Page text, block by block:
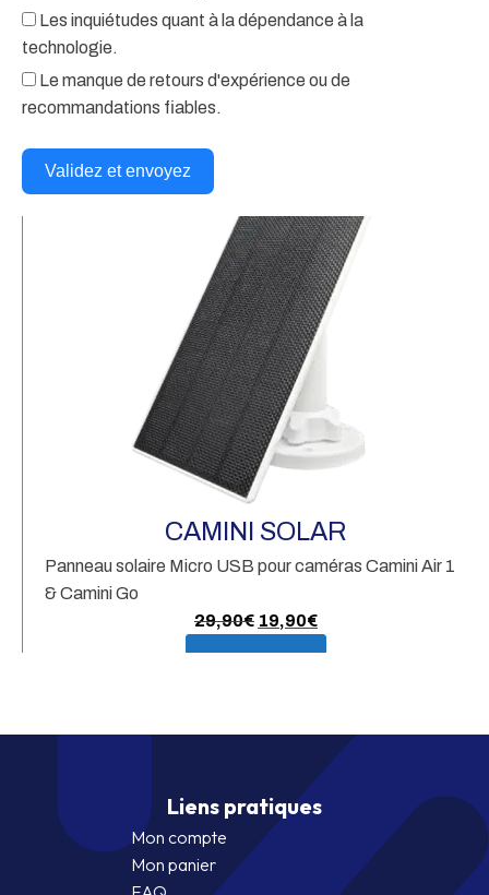
Les inquiétudes quant à la dépendance à la
technologie.
Le manque de retours d'expérience ou de
recommandations fiables.
Validez et envoyez
CAMINI SOLAR
Panneau solaire Micro USB pour caméras Camini Air 1
& Camini Go
29,90€ Le
19,90€Le
Liens pratiques
Mon compte
Mon panier